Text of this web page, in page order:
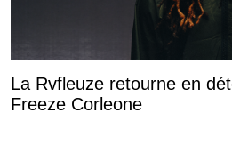
La Rvfleuze retourne en
Freeze Corleone